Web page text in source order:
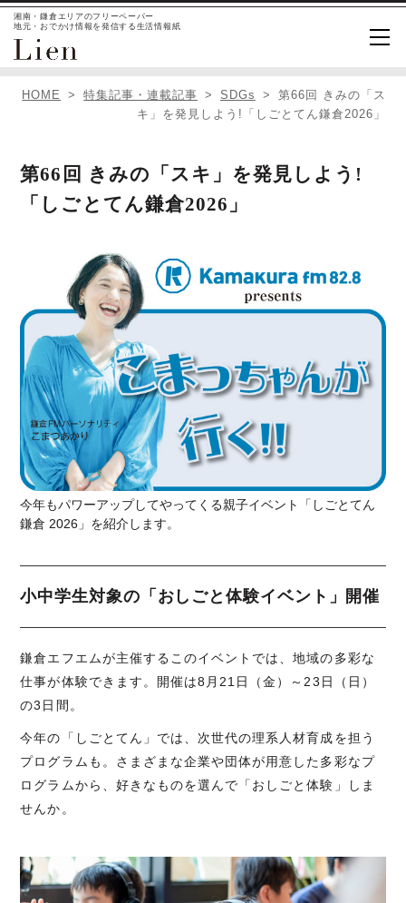
湘南・鎌倉エリアのフリーペーパー
地元・おでかけ情報を発信する生活情報紙
HOME 特集記事・連載記事 SDGs
第66回 きみの「ス
キ」を発見しよう!「しごとてん鎌倉2026」
第66回 きみの「スキ」を発見しよう!
「しごとてん鎌倉2026」
今年もパワーアップしてやってくる親子イベント「しごとてん
鎌倉 2026」を紹介します。
小中学生対象の「おしごと体験イベント」開催
鎌倉エフエムが主催するこのイベントでは、地域の多彩な
仕事が体験できます。開催は8月21日（金）～23日（日）
の3日間。
今年の「しごとてん」では、次世代の理系人材育成を担う
プログラムも。さまざまな企業や団体が用意した多彩なプ
ログラムから、好きなものを選んで「おしごと体験」しま
せんか。